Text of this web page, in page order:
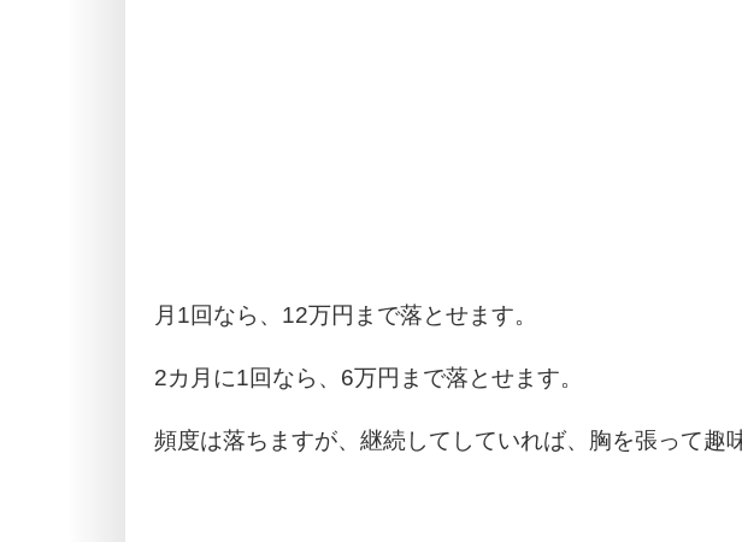
月1回なら、12万円まで落とせます。
2カ月に1回なら、6万円まで落とせます。
頻度は落ちますが、継続してしていれば、胸を張って趣